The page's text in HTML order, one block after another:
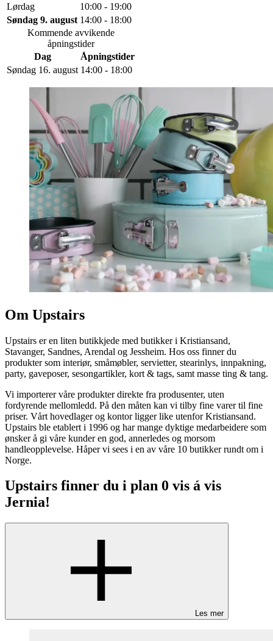
Lørdag
10:00 - 19:00
Søndag 9. august 14:00 - 18:00
Kommende avvikende
åpningstider
Dag
Åpningstider
Søndag 16. august 14:00 - 18:00
Om Upstairs
Upstairs er en liten butikkjede med butikker i Kristiansand,
Stavanger, Sandnes, Arendal og Jessheim. Hos oss finner du
produkter som interiør, småmøbler, servietter, stearinlys, innpakning,
party, gaveposer, sesongartikler, kort & tags, samt masse ting & tang.
Vi importerer våre produkter direkte fra produsenter, uten
fordyrende mellomledd. På den måten kan vi tilby fine varer til fine
priser. Vårt hovedlager og kontor ligger like utenfor Kristiansand.
Upstairs ble etablert i 1996 og har mange dyktige medarbeidere som
ønsker å gi våre kunder en god, annerledes og morsom
handleopplevelse. Håper vi sees i en av våre 10 butikker rundt om i
Norge.
Upstairs finner du i plan 0 vis á vis
Jernia!
Les mer